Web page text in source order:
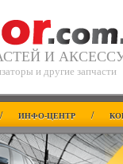
И
и другие запчасти
/ ИНФО-ЦЕНТР /